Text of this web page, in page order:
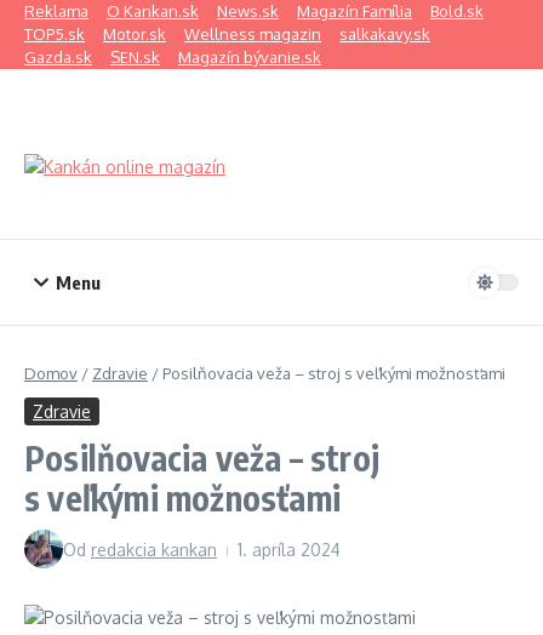
Preskočiť na obsah
Reklama O Kankan.sk News.sk Magazín Família
Bold.sk
TOP5.sk
Motor.sk Wellness magazin
salkakavy.sk
Gazda.sk
SEN.sk Magazín bývanie.sk
Menu
Domov / Zdravie / Posilňovacia veža – stroj s veľkými možnosťami
Zdravie
Posilňovacia veža – stroj
s veľkými možnosťami
Od redakcia kankan 1. apríla 2024